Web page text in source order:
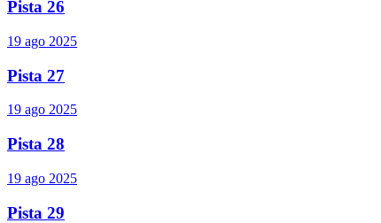
Pista 26
19 ago 2025
Pista 27
19 ago 2025
Pista 28
19 ago 2025
Pista 29